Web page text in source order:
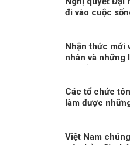
đi vào cuộc
Nhận thức mới
nhân và những
Các tổ chức
làm được
Việt Nam